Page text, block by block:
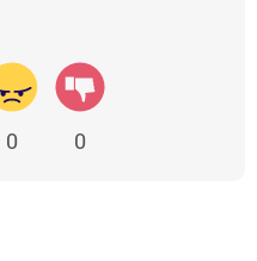
0 0